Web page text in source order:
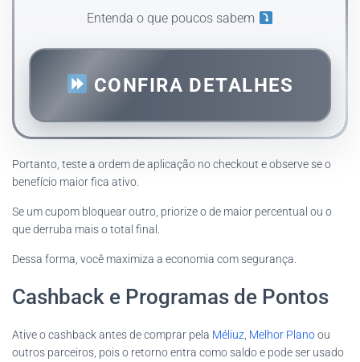
Entenda o que poucos sabem
CONFIRA DETALHES
Portanto, teste a ordem de aplicação no checkout e observe se o
benefício maior fica ativo.
Se um cupom bloquear outro, priorize o de maior percentual ou o
que derruba mais o total final.
Dessa forma, você maximiza a economia com segurança.
Cashback e Programas de Pontos
Ative o cashback antes de comprar pela Méliuz Melhor Planoou
outros parceiros, pois o retorno entra como saldo e pode ser usado